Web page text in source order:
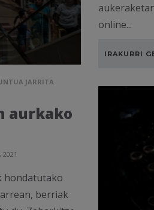
online...
IRAKURRI
JARRITA
aurkako
2021
hondatutako
berriak